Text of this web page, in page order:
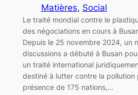
Matières, Social
Le traité mondial contre le
des négociations en cours à
Depuis le 25 novembre 2024, un
discussions a débuté à Busan
un traité international
destiné à lutter contre la pollution
présence de 175 nations,…